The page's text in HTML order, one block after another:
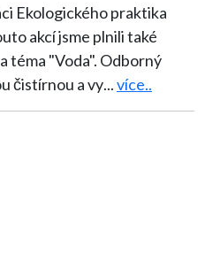
Ekologického praktika
téma "Voda". Odborný
čistírnou a vy...více..